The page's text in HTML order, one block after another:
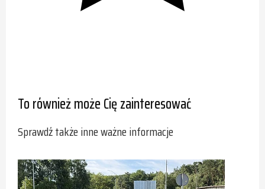
To również może Cię zainteresować
Sprawdź także inne ważne informacje